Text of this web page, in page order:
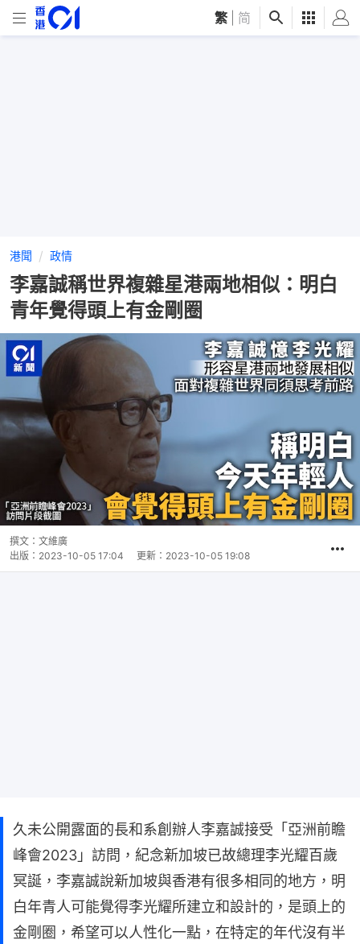
繁 简
港聞 政情
李嘉誠稱世界複雜星港兩地相似：明白
青年覺得頭上有金剛圈
撰文： 文維廣
出版： 2023-10-05 17:04 更新： 2023-10-05 19:08
久未公開露面的長和系創辦人李嘉誠接受「亞洲前瞻
峰會2023」訪問，紀念新加坡已故總理李光耀百歲
冥誕，李嘉誠說新加坡與香港有很多相同的地方，明
白年青人可能覺得李光耀所建立和設計的，是頭上的
金剛圈，希望可以人性化一點，在特定的年代沒有半